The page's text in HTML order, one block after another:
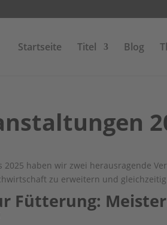
Startseite Titel Blog
2025 haben wir zwei herausragende
zu erweitern und
Fütterung: